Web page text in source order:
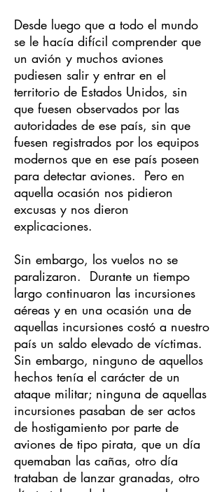
Desde luego que a todo el mundo
se le hacía difícil comprender que
un avión y muchos aviones
pudiesen salir y entrar en el
territorio de Estados Unidos, sin
que fuesen observados por las
autoridades de ese país, sin que
fuesen registrados por los equipos
modernos que en ese país poseen
para detectar aviones. Pero en
aquella ocasión nos pidieron
excusas y nos dieron
explicaciones.
Sin embargo, los vuelos no se
paralizaron. Durante un tiempo
largo continuaron las incursiones
aéreas y en una ocasión una de
aquellas incursiones costó a nuestro
país un saldo elevado de víctimas.
Sin embargo, ninguno de aquellos
hechos tenía el carácter de un
ataque militar; ninguna de aquellas
incursiones pasaban de ser actos
de hostigamiento por parte de
aviones de tipo pirata, que un día
quemaban las cañas, otro día
trataban de lanzar granadas, otro